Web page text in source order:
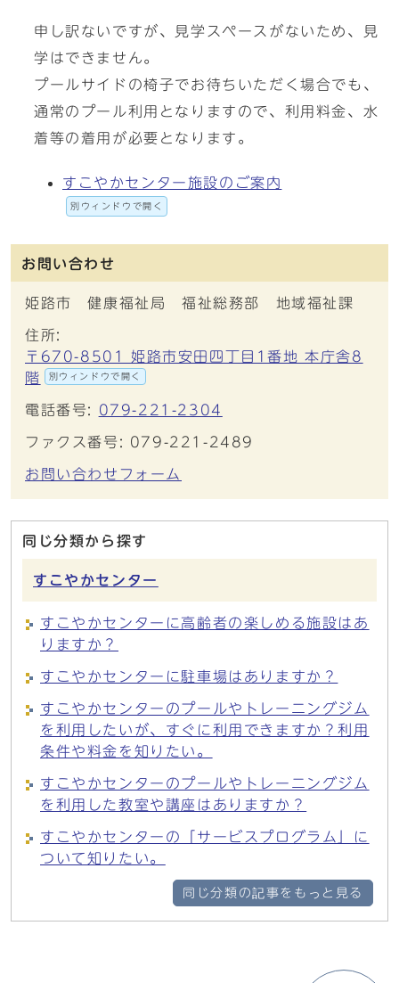
申し訳ないですが、見学スペースがないため、見
学はできません。
プールサイドの椅子でお待ちいただく場合でも、
通常のプール利用となりますので、利用料金、水
着等の着用が必要となります。
すこやかセンター施設のご案内
別ウィンドウで開く
お問い合わせ
姫路市 健康福祉局 福祉総務部 地域福祉課
住所:
〒670-8501 姫路市安田四丁目1番地 本庁舎8
階
別ウィンドウで開く
電話番号: 079-221-2304
ファクス番号: 079-221-2489
お問い合わせフォーム
同じ分類から探す
すこやかセンター
すこやかセンターに高齢者の楽しめる施設はあ
りますか？
すこやかセンターに駐車場はありますか？
すこやかセンターのプールやトレーニングジム
を利用したいが、すぐに利用できますか？利用
条件や料金を知りたい。
すこやかセンターのプールやトレーニングジム
を利用した教室や講座はありますか？
すこやかセンターの「サービスプログラム」に
ついて知りたい。
同じ分類の記事をもっと見る